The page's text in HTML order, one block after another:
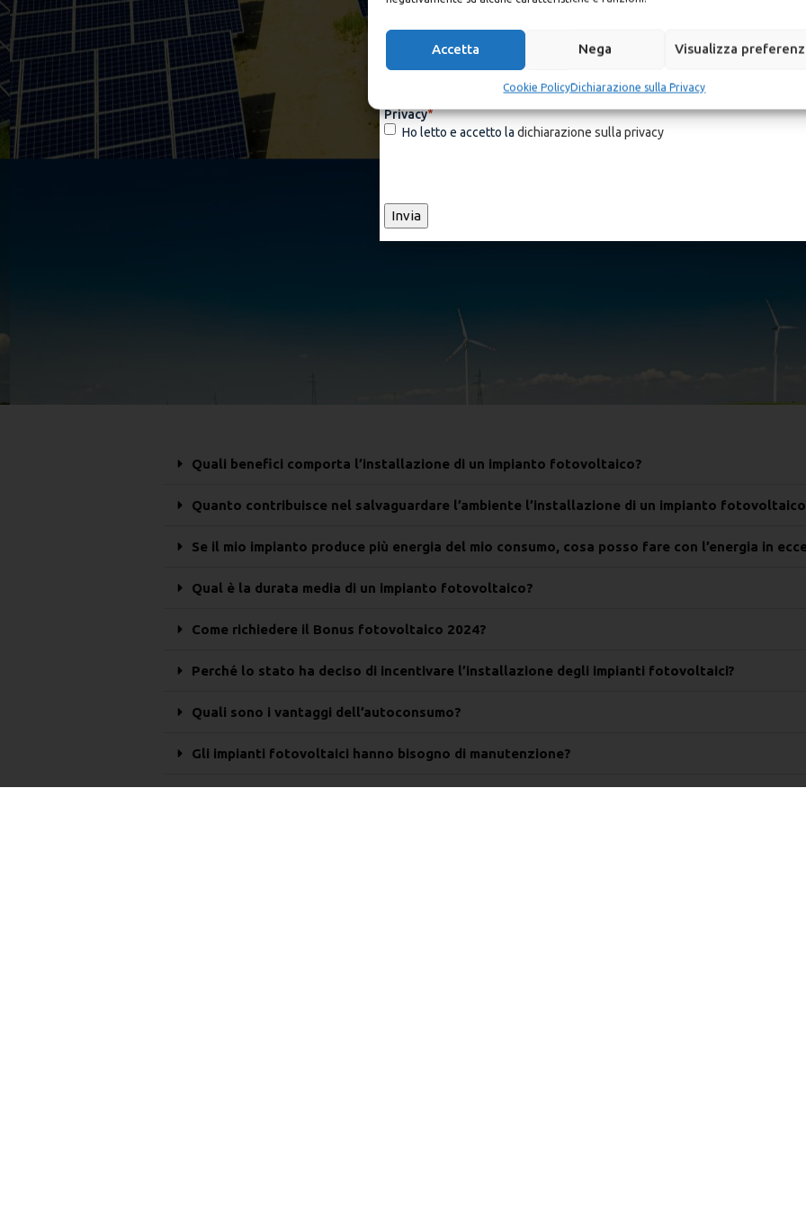
Accetta Nega Visualizza
Cookie PolicyDichiarazione sulla Privacy
Quali benefici comporta l’installazione di un impianto fotovoltaico?
Quanto contribuisce nel salvaguardare l’ambiente l’installazione di un impianto
Se il mio impianto produce più energia del mio consumo, cosa posso fare con l’energia in
Qual è la durata media di un impianto fotovoltaico?
Come richiedere il Bonus fotovoltaico 2024?
Perché lo stato ha deciso di incentivare l’installazione degli impianti fotovoltaici?
Quali sono i vantaggi dell’autoconsumo?
Gli impianti fotovoltaici hanno bisogno di manutenzione?
Privacy*
Ho letto e accetto la dichiarazione sulla privacy